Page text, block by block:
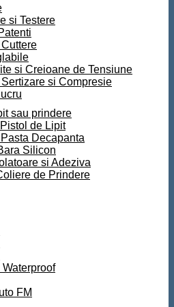
si Testere
si Creioane de Tensiune
si Compresie
sau prindere
de Lipit
Decapanta
Silicon
si Adeziva
de Prindere
FM